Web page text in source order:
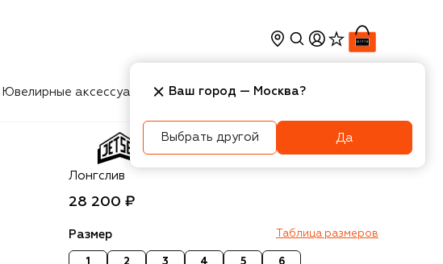
Ювелирные аксессуары Косметика Интерьер
Jet Set
Лонгслив
28 200 ₽
Размер Таблица размеров
Ваш город — Москва?
Выбрать другой Да